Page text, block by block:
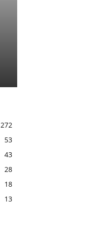
272
53
43
28
18
13